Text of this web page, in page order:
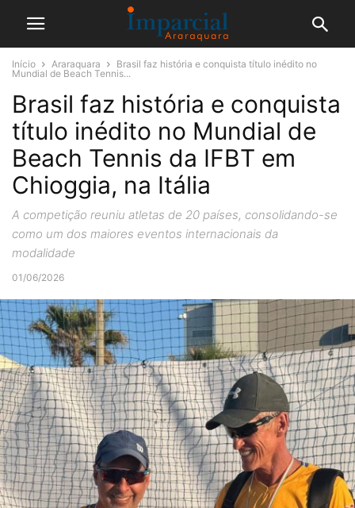
Início Araraquara
Brasil faz história e conquista título inédito no
Mundial de Beach Tennis...
Brasil faz história e conquista
título inédito no Mundial de
Beach Tennis da IFBT em
Chioggia, na Itália
A competição reuniu atletas de 20 países, consolidando-se
como um dos maiores eventos internacionais da
modalidade
01/06/2026